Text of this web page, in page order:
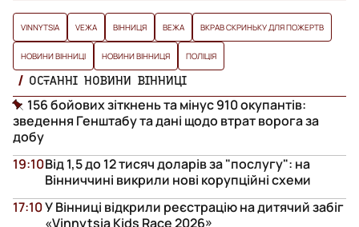
VINNYTSIA VЕЖА ВІННИЦЯ ВЕЖА ВКРАВ СКРИНЬКУ ДЛЯ ПОЖЕРТВ
НОВИНИ ВІННИЦІ НОВИНИ ВІННИЦЯ ПОЛІЦІЯ
ОСТАННІ НОВИНИ ВІННИЦІ
156 бойових зіткнень та мінус 910 окупантів:
зведення Генштабу та дані щодо втрат ворога за
добу
Від 1,5 до 12 тисяч доларів за "послугу": на
Вінниччині викрили нові корупційні схеми
19:10
У Вінниці відкрили реєстрацію на дитячий забіг
«Vinnytsia Kids Race 2026»
17:10